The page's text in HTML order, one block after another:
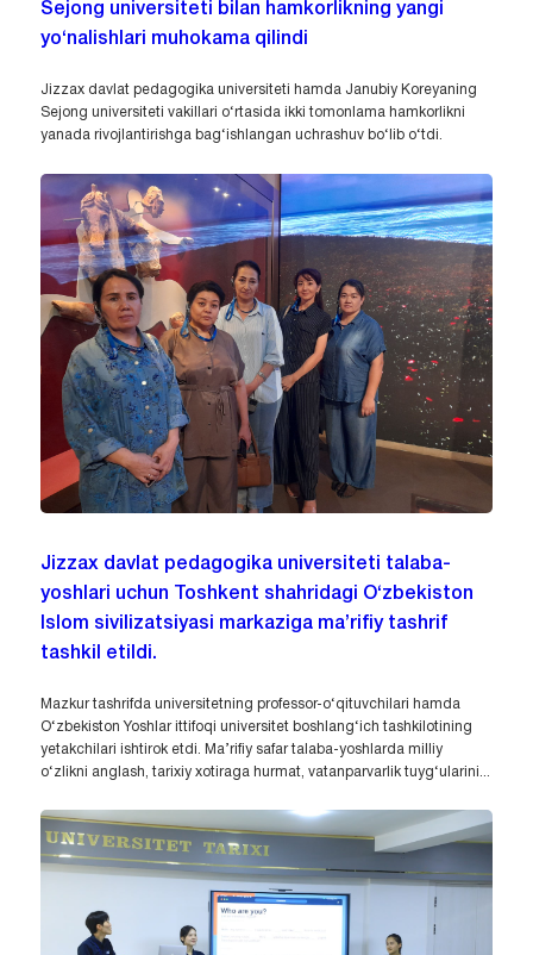
Sejong universiteti bilan hamkorlikning yangi
yo‘nalishlari muhokama qilindi
Jizzax davlat pedagogika universiteti hamda Janubiy Koreyaning
Sejong universiteti vakillari o‘rtasida ikki tomonlama hamkorlikni
yanada rivojlantirishga bag‘ishlangan uchrashuv bo‘lib o‘tdi.
Jizzax davlat pedagogika universiteti talaba-
yoshlari uchun Toshkent shahridagi O‘zbekiston
Islom sivilizatsiyasi markaziga ma’rifiy tashrif
tashkil etildi.
Mazkur tashrifda universitetning professor-o‘qituvchilari hamda
O‘zbekiston Yoshlar ittifoqi universitet boshlang‘ich tashkilotining
yetakchilari ishtirok etdi. Ma’rifiy safar talaba-yoshlarda milliy
o‘zlikni anglash, tarixiy xotiraga hurmat, vatanparvarlik tuyg‘ularini...